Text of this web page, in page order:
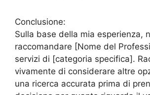
Conclusione:
Sulla base della mia esperienza,
raccomandare [Nome del
servizi di [categoria specifica].
vivamente di considerare altre
una ricerca accurata prima di